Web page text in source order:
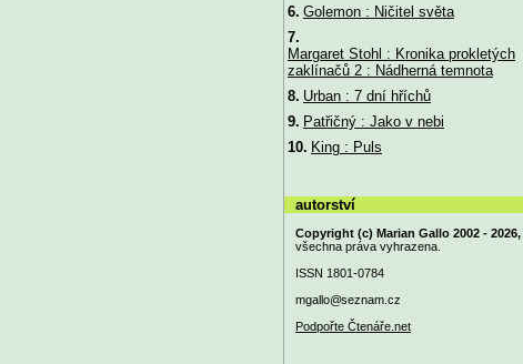
6. Golemon : Ničitel světa
7.
Margaret Stohl : Kronika prokletých
zaklínačů 2 : Nádherná temnota
8. Urban : 7 dní hříchů
9. Patřičný : Jako v nebi
10. King : Puls
autorství
Copyright (c) Marian Gallo 2002 - 2026,
všechna práva vyhrazena.
ISSN 1801-0784
mgallo@seznam.cz
Podpořte Čtenáře.net